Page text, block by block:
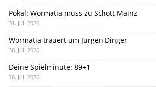
Pokal: Wormatia muss zu Schott Mainz
31. Juli 2026
Wormatia trauert um Jürgen Dinger
30. Juli 2026
Deine Spielminute: 89+1
28. Juli 2026